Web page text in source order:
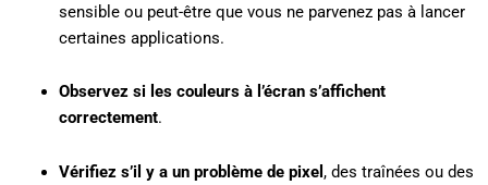
sensible ou peut-être que vous ne parvenez pas à lancer
certaines applications.
Observez si les couleurs à l’écran s’affichent
correctement.
Vérifiez s’il y a un problème de pixel , des traînées ou des